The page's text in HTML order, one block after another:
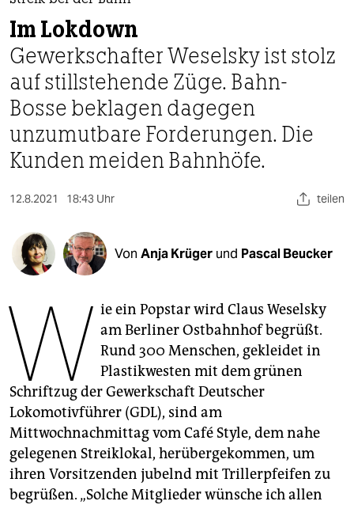
nord
wahrheit
verlag
verlag
veranstaltungen
shop
fragen & hilfe
unterstützen
genossenschaft
epaper login
Im Lokdown
Gewerkschafter Weselsky ist stolz
auf stillstehende Züge. Bahn-
Bosse beklagen dagegen
unzumutbare Forderungen. Die
Kunden meiden Bahnhöfe.
12.8.2021 18:43 Uhr teilen
Von Anja Krüger und Pascal Beucker
W ie ein Popstar wird Claus ­Weselsky
am Berliner Ostbahnhof begrüßt.
Rund 300 Menschen, gekleidet in
Plastikwesten mit dem grünen
Schriftzug der Gewerkschaft Deutscher
Lokomotivführer (GDL), sind am
Mittwochnachmittag vom Café Style, dem nahe
gelegenen Streiklokal, herübergekommen, um
ihren Vorsitzenden jubelnd mit Trillerpfeifen zu
begrüßen. „Solche Mitglieder wünsche ich allen